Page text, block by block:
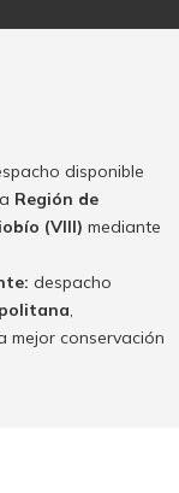
disponible
Región de
(VIII) mediante
despacho
,
mejor conservación